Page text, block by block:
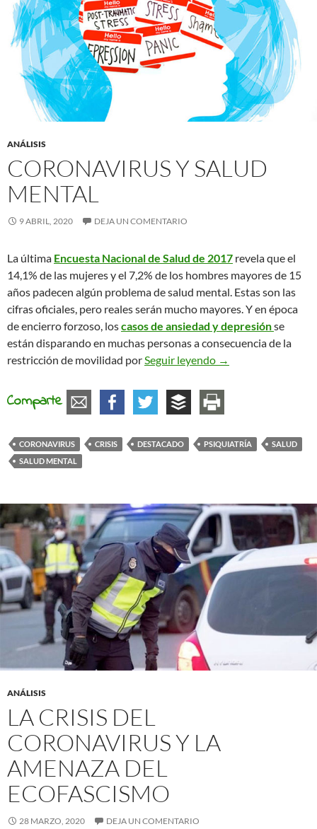
ANÁLISIS
CORONAVIRUS Y SALUD
MENTAL
9 ABRIL, 2020 DEJA UN COMENTARIO
La última Encuesta Nacional de Salud de 2017 revela que el
14,1% de las mujeres y el 7,2% de los hombres mayores de 15
años padecen algún problema de salud mental. Estas son las
cifras oficiales, pero reales serán mucho mayores. Y en época
de encierro forzoso, loscasos de ansiedad y depresiónse
están disparando en muchas personas a consecuencia de la
restricción de movilidad porSeguir leyendo Coronavirus y
→
Comparte
CORONAVIRUS CRISIS DESTACADO PSIQUIATRÍA
SALUD
SALUD MENTAL
ANÁLISIS
LA CRISIS DEL
CORONAVIRUS Y LA
AMENAZA DEL
ECOFASCISMO
28 MARZO, 2020 DEJA UN COMENTARIO